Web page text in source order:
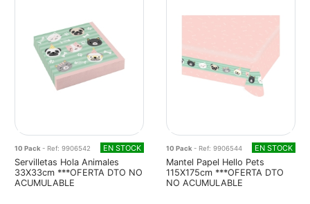
10 Pack - Ref: 9906542 EN STOCK
Servilletas Hola Animales
33X33cm ***OFERTA DTO NO
ACUMULABLE
10 Pack - Ref: 9906544 EN STOCK
Mantel Papel Hello Pets
115X175cm ***OFERTA DTO
NO ACUMULABLE